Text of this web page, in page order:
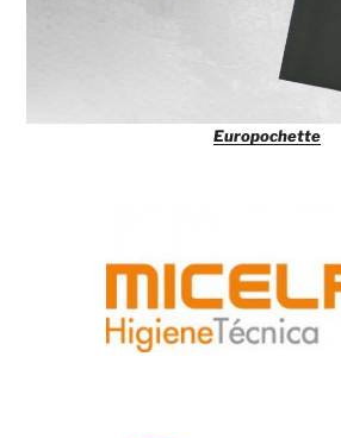
Europochette